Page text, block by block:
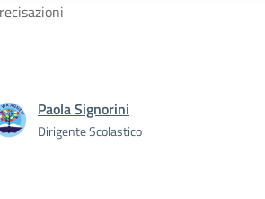
Paola Signorini
Dirigente Scolastico